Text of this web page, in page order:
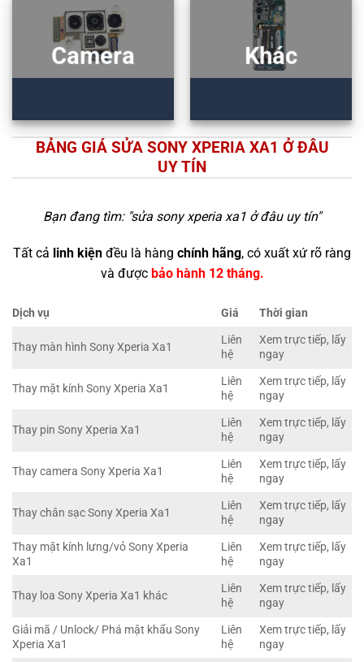
Camera Khác
BẢNG GIÁ SỬA SONY XPERIA XA1 Ở ĐÂU
UY TÍN
Bạn đang tìm: "sửa sony xperia xa1 ở đâu uy tín"
Tất cả linh kiện đều là hàng chính hãng, có xuất xứ rõ ràng
và được bảo hành 12 tháng.
Dịch vụ Giá Thời gian
Thay màn hình Sony Xperia Xa1
Liên
hệ
Xem trực tiếp, lấy
ngay
Thay mặt kính Sony Xperia Xa1
Liên
hệ
Xem trực tiếp, lấy
ngay
Thay pin Sony Xperia Xa1
Liên
hệ
Xem trực tiếp, lấy
ngay
Thay camera Sony Xperia Xa1
Liên
hệ
Xem trực tiếp, lấy
ngay
Thay chân sạc Sony Xperia Xa1
Liên
hệ
Xem trực tiếp, lấy
ngay
Thay mặt kính lưng/vỏ Sony Xperia
Xa1
Liên
hệ
Xem trực tiếp, lấy
ngay
Thay loa Sony Xperia Xa1 khác
Liên
hệ
Xem trực tiếp, lấy
ngay
Giải mã / Unlock/ Phá mật khẩu Sony
Xperia Xa1
Liên
hệ
Xem trực tiếp, lấy
ngay